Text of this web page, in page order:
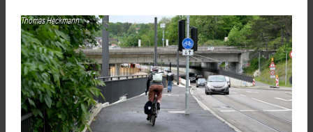
Thomas Heckmann